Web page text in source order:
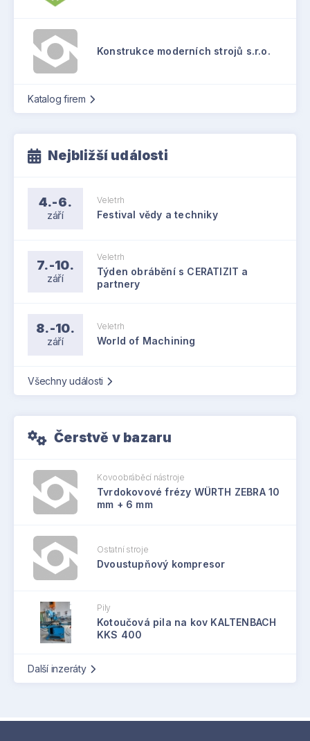
Konstrukce moderních strojů s.r.o.
Katalog firem
Nejbližší události
4.-6.
září
Veletrh
Festival vědy a techniky
7.-10.
září
Veletrh
Týden obrábění s CERATIZIT a
partnery
8.-10.
září
Veletrh
World of Machining
Všechny události
Čerstvě v bazaru
Kovoobráběcí nástroje
Tvrdokovové frézy WÜRTH ZEBRA 10
mm + 6 mm
Ostatní stroje
Dvoustupňový kompresor
Pily
Kotoučová pila na kov KALTENBACH
KKS 400
Další inzeráty